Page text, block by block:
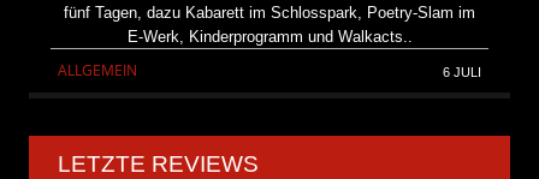
fünf Tagen, dazu Kabarett im Schlosspark, Poetry-Slam im
E-Werk, Kinderprogramm und Walkacts..
ALLGEMEIN 6 JULI
LETZTE REVIEWS